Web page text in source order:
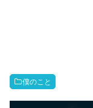
僕のこと